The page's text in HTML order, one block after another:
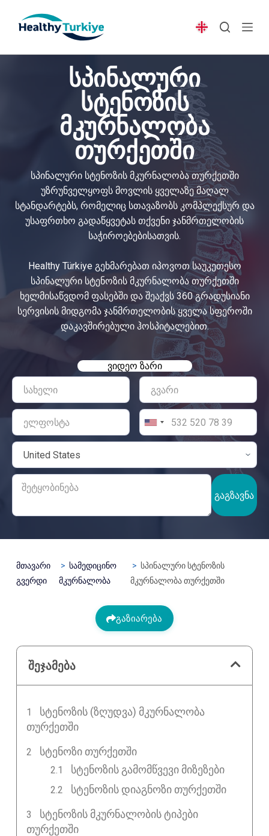
p
სპინალური
სტენოზის
მკურნალობა
თურქეთში
სპინალური სტენოზის მკურნალობა თურქეთში
უზრუნველყოფს მოვლის ყველაზე მაღალ
სტანდარტებს, რომელიც სთავაზობს კომპლექსურ და
უსაფრთხო გადაწყვეტას თქვენი ჯანმრთელობის
საჭიროებებისათვის.
Healthy Türkiye გეხმარებათ იპოვოთ საუკეთესო
სპინალური სტენოზის მკურნალობა თურქეთში
ხელმისაწვდომ ფასებში და შეაქვს 360 გრადუსიანი
სერვისის მიდგომა ჯანმრთელობის ყველა სფეროში
დაკავშირებული ჰოსპიტალებით.
ᲕᲘᲓᲔᲝ ᲖᲐᲠᲘ
ᲒᲐᲒᲖᲐᲕᲜᲐ
მთავარი
გვერდი
სამედიცინო
მკურნალობა
სპინალური სტენოზის
მკურნალობა თურქეთში
გაზიარება
შეჯამება
ᲡᲢᲔᲜᲝᲖᲘᲡ (ᲖᲦᲣᲓᲕᲐ) ᲛᲙᲣᲠᲜᲐᲚᲝᲑᲐ
ᲗᲣᲠᲥᲔᲗᲨᲘ
ᲡᲢᲔᲜᲝᲖᲘ ᲗᲣᲠᲥᲔᲗᲨᲘ
სტენოზის გამომწვევი მიზეზები
სტენოზის დიაგნოზი თურქეთში
ᲡᲢᲔᲜᲝᲖᲘᲡ ᲛᲙᲣᲠᲜᲐᲚᲝᲑᲘᲡ ᲢᲘᲞᲔᲑᲘ
ᲗᲣᲠᲥᲔᲗᲨᲘ